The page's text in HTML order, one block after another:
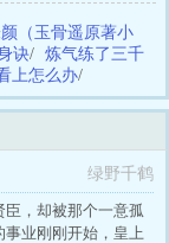
颜（玉骨遥原著小
诀/ 炼气练了三千
上怎么办/
绿野千鹤
，却被那个一意孤
业刚刚开始，皇上